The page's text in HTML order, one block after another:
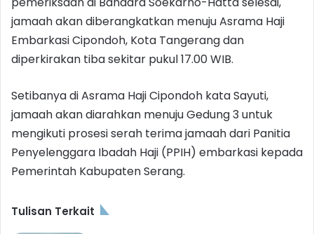
jamaah akan diberangkatkan menuju Asrama Haji
Embarkasi Cipondoh, Kota Tangerang dan
diperkirakan tiba sekitar pukul 17.00 WIB.
Setibanya di Asrama Haji Cipondoh kata Sayuti,
jamaah akan diarahkan menuju Gedung 3 untuk
mengikuti prosesi serah terima jamaah dari Panitia
Penyelenggara Ibadah Haji (PPIH) embarkasi kepada
Pemerintah Kabupaten Serang.
Tulisan Terkait